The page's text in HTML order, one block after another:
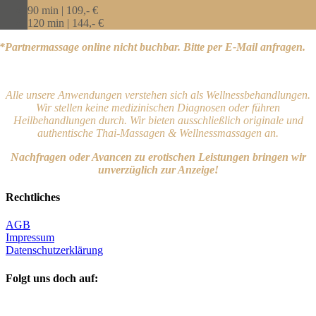
90 min | 109,- €
120 min | 144,- €
*Partnermassage online nicht buchbar. Bitte per E-Mail anfragen.
Alle unsere Anwendungen verstehen sich als Wellnessbehandlungen.
Wir stellen keine medizinischen Diagnosen oder führen
Heilbehandlungen durch. Wir bieten ausschließlich originale und
authentische Thai-Massagen & Wellnessmassagen an.
Nachfragen oder Avancen zu erotischen Leistungen bringen wir
unverzüglich zur Anzeige!
Rechtliches
AGB
Impressum
Datenschutzerklärung
Folgt uns doch auf: